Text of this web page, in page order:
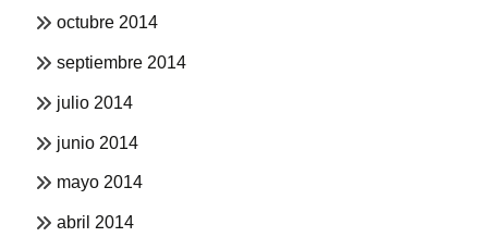
octubre 2014
septiembre 2014
julio 2014
junio 2014
mayo 2014
abril 2014